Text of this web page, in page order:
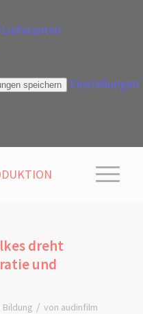
speichern
Einstellungen
dreht
und
/ von audinfilm